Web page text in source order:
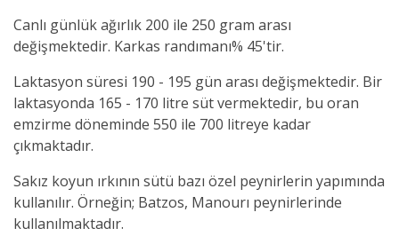
Canlı günlük ağırlık 200 ile 250 gram arası
değişmektedir. Karkas randımanı% 45'tir.
Laktasyon süresi 190 - 195 gün arası değişmektedir. Bir
laktasyonda 165 - 170 litre süt vermektedir, bu oran
emzirme döneminde 550 ile 700 litreye kadar
çıkmaktadır.
Sakız koyun ırkının sütü bazı özel peynirlerin yapımında
kullanılır. Örneğin; Batzos, Manourı peynirlerinde
kullanılmaktadır.